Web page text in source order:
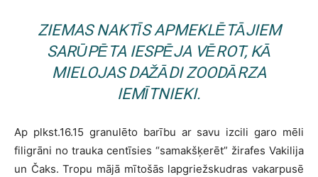
ZIEMAS NAKTĪS APMEKLĒTĀJIEM
SARŪPĒTA IESPĒJA VĒROT, KĀ
MIELOJAS DAŽĀDI ZOODĀRZA
IEMĪTNIEKI.
Ap plkst.16.15 granulēto barību ar savu izcili garo mēli
filigrāni no trauka centīsies “samakšķerēt” žirafes Vakilija
un Čaks. Tropu mājā mītošās lapgriežskudras vakarpusē